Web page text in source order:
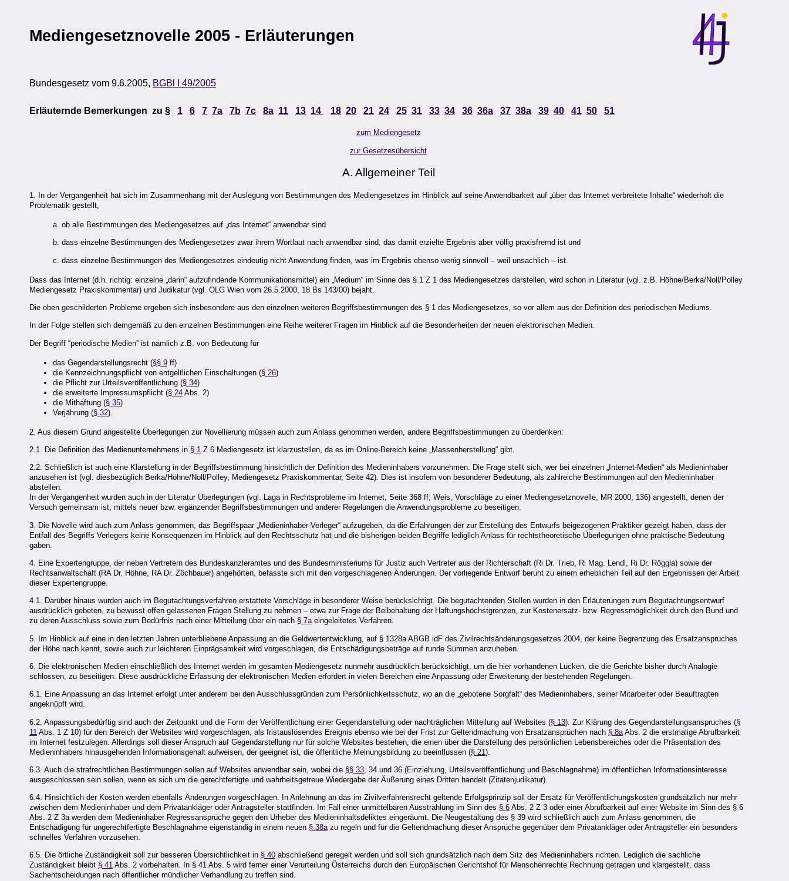
Mediengesetznovelle 2005 - Erläuterungen
Bundesgesetz vom 9.6.2005, BGBl I 49/2005
Erläuternde Bemerkungen zu § 1 6 7 7a 7b 7c 8a 11 13 14 18 20 21 24 25 31 33 34 36 36a 37 38a 39 40 41 50 51
zum Mediengesetz
zur Gesetzesübersicht
A. Allgemeiner Teil
1. In der Vergangenheit hat sich im Zusammenhang mit der Auslegung von Bestimmungen des Mediengesetzes im Hinblick auf seine Anwendbarkeit auf „über das Internet verbreitete Inhalte“ wiederholt die
Problematik gestellt,
a. ob alle Bestimmungen des Mediengesetzes auf „das Internet“ anwendbar sind
b. dass einzelne Bestimmungen des Mediengesetzes zwar ihrem Wortlaut nach anwendbar sind, das damit erzielte Ergebnis aber völlig praxisfremd ist und
c. dass einzelne Bestimmungen des Mediengesetzes eindeutig nicht Anwendung finden, was im Ergebnis ebenso wenig sinnvoll – weil unsachlich – ist.
Dass das Internet (d.h. richtig: einzelne „darin“ aufzufindende Kommunikationsmittel) ein „Medium“ im Sinne des § 1 Z 1 des Mediengesetzes darstellen, wird schon in Literatur (vgl. z.B. Höhne/Berka/Noll/Polley
Mediengesetz Praxiskommentar) und Judikatur (vgl. OLG Wien vom 26.5.2000, 18 Bs 143/00) bejaht.
Die oben geschilderten Probleme ergeben sich insbesondere aus den einzelnen weiteren Begriffsbestimmungen des § 1 des Mediengesetzes, so vor allem aus der Definition des periodischen Mediums.
In der Folge stellen sich demgemäß zu den einzelnen Bestimmungen eine Reihe weiterer Fragen im Hinblick auf die Besonderheiten der neuen elektronischen Medien.
Der Begriff “periodische Medien” ist nämlich z.B. von Bedeutung für
das Gegendarstellungsrecht (§§ 9 ff)
die Kennzeichnungspflicht von entgeltlichen Einschaltungen (§ 26)
die Pflicht zur Urteilsveröffentlichung (§ 34)
die erweiterte Impressumspflicht (§ 24 Abs. 2)
die Mithaftung (§ 35)
Verjährung (§ 32).
2. Aus diesem Grund angestellte Überlegungen zur Novellierung müssen auch zum Anlass genommen werden, andere Begriffsbestimmungen zu überdenken:
2.1. Die Definition des Medienunternehmens in § 1 Z 6 Mediengesetz ist klarzustellen, da es im Online-Bereich keine „Massenherstellung“ gibt.
2.2. Schließlich ist auch eine Klarstellung in der Begriffsbestimmung hinsichtlich der Definition des Medieninhabers vorzunehmen. Die Frage stellt sich, wer bei einzelnen „Internet-Medien“ als Medieninhaber
anzusehen ist (vgl. diesbezüglich Berka/Höhne/Noll/Polley, Mediengesetz Praxiskommentar, Seite 42). Dies ist insofern von besonderer Bedeutung, als zahlreiche Bestimmungen auf den Medieninhaber
abstellen.
In der Vergangenheit wurden auch in der Literatur Überlegungen (vgl. Laga in Rechtsprobleme im Internet, Seite 368 ff; Weis, Vorschläge zu einer Mediengesetznovelle, MR 2000, 136) angestellt, denen der
Versuch gemeinsam ist, mittels neuer bzw. ergänzender Begriffsbestimmungen und anderer Regelungen die Anwendungsprobleme zu beseitigen.
3. Die Novelle wird auch zum Anlass genommen, das Begriffspaar „Medieninhaber-Verleger“ aufzugeben, da die Erfahrungen der zur Erstellung des Entwurfs beigezogenen Praktiker gezeigt haben, dass der
Entfall des Begriffs Verlegers keine Konsequenzen im Hinblick auf den Rechtsschutz hat und die bisherigen beiden Begriffe lediglich Anlass für rechtstheoretische Überlegungen ohne praktische Bedeutung
gaben.
4. Eine Expertengruppe, der neben Vertretern des Bundeskanzleramtes und des Bundesministeriums für Justiz auch Vertreter aus der Richterschaft (Ri Dr. Trieb, Ri Mag. Lendl, Ri Dr. Röggla) sowie der
Rechtsanwaltschaft (RA Dr. Höhne, RA Dr. Zöchbauer) angehörten, befasste sich mit den vorgeschlagenen Änderungen. Der vorliegende Entwurf beruht zu einem erheblichen Teil auf den Ergebnissen der Arbeit
dieser Expertengruppe.
4.1. Darüber hinaus wurden auch im Begutachtungsverfahren erstattete Vorschläge in besonderer Weise berücksichtigt. Die begutachtenden Stellen wurden in den Erläuterungen zum Begutachtungsentwurf
ausdrücklich gebeten, zu bewusst offen gelassenen Fragen Stellung zu nehmen – etwa zur Frage der Beibehaltung der Haftungshöchstgrenzen, zur Kostenersatz- bzw. Regressmöglichkeit durch den Bund und
zu deren Ausschluss sowie zum Bedürfnis nach einer Mitteilung über ein nach § 7aeingeleitetes Verfahren.
5. Im Hinblick auf eine in den letzten Jahren unterbliebene Anpassung an die Geldwertentwicklung, auf § 1328a ABGB idF des Zivilrechtsänderungsgesetzes 2004, der keine Begrenzung des Ersatzanspruches
der Höhe nach kennt, sowie auch zur leichteren Einprägsamkeit wird vorgeschlagen, die Entschädigungsbeträge auf runde Summen anzuheben.
6. Die elektronischen Medien einschließlich des Internet werden im gesamten Mediengesetz nunmehr ausdrücklich berücksichtigt, um die hier vorhandenen Lücken, die die Gerichte bisher durch Analogie
schlossen, zu beseitigen. Diese ausdrückliche Erfassung der elektronischen Medien erfordert in vielen Bereichen eine Anpassung oder Erweiterung der bestehenden Regelungen.
6.1. Eine Anpassung an das Internet erfolgt unter anderem bei den Ausschlussgründen zum Persönlichkeitsschutz, wo an die „gebotene Sorgfalt“ des Medieninhabers, seiner Mitarbeiter oder Beauftragten
angeknüpft wird.
6.2. Anpassungsbedürftig sind auch der Zeitpunkt und die Form der Veröffentlichung einer Gegendarstellung oder nachträglichen Mitteilung auf Websites (§ 13). Zur Klärung des Gegendarstellungsanspruches (§
11 Abs. 1 Z 10) für den Bereich der Websites wird vorgeschlagen, als fristauslösendes Ereignis ebenso wie bei der Frist zur Geltendmachung von Ersatzansprüchen nach § 8a Abs. 2 die erstmalige Abrufbarkeit
im Internet festzulegen. Allerdings soll dieser Anspruch auf Gegendarstellung nur für solche Websites bestehen, die einen über die Darstellung des persönlichen Lebensbereiches oder die Präsentation des
Medieninhabers hinausgehenden Informationsgehalt aufweisen, der geeignet ist, die öffentliche Meinungsbildung zu beeinflussen (§ 21).
6.3. Auch die strafrechtlichen Bestimmungen sollen auf Websites anwendbar sein, wobei die §§ 33 , 34 und 36 (Einziehung, Urteilsveröffentlichung und Beschlagnahme) im öffentlichen Informationsinteresse
ausgeschlossen sein sollen, wenn es sich um die gerechtfertigte und wahrheitsgetreue Wiedergabe der Äußerung eines Dritten handelt (Zitatenjudikatur).
6.4. Hinsichtlich der Kosten werden ebenfalls Änderungen vorgeschlagen. In Anlehnung an das im Zivilverfahrensrecht geltende Erfolgsprinzip soll der Ersatz für Veröffentlichungskosten grundsätzlich nur mehr
zwischen dem Medieninhaber und dem Privatankläger oder Antragsteller stattfinden. Im Fall einer unmittelbaren Ausstrahlung im Sinn des § 6 Abs. 2 Z 3 oder einer Abrufbarkeit auf einer Website im Sinn des § 6
Abs. 2 Z 3a werden dem Medieninhaber Regressansprüche gegen den Urheber des Medieninhaltsdeliktes eingeräumt. Die Neugestaltung des § 39 wird schließlich auch zum Anlass genommen, die
Entschädigung für ungerechtfertigte Beschlagnahme eigenständig in einem neuen § 38azu regeln und für die Geltendmachung dieser Ansprüche gegenüber dem Privatankläger oder Antragsteller ein besonders
schnelles Verfahren vorzusehen.
6.5. Die örtliche Zuständigkeit soll zur besseren Übersichtlichkeit in § 40 abschließend geregelt werden und soll sich grundsätzlich nach dem Sitz des Medieninhabers richten. Lediglich die sachliche
Zuständigkeit bleibt § 41 Abs. 2 vorbehalten. In § 41 Abs. 5 wird ferner einer Verurteilung Österreichs durch den Europäischen Gerichtshof für Menschenrechte Rechnung getragen und klargestellt, dass
Sachentscheidungen nach öffentlicher mündlicher Verhandlung zu treffen sind.